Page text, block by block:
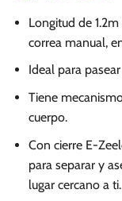
Longitud de
correa manual,
Ideal para
Tiene
cuerpo.
Con cierre E-
para separar y
lugar cercano a ti.